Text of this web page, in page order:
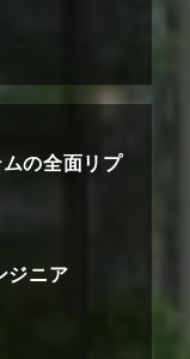
の全面リプ
ジニア